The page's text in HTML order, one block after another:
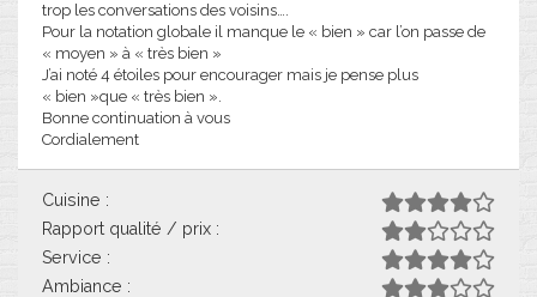
trop les conversations des voisins….
Pour la notation globale il manque le « bien » car l’on passe de
« moyen » à « très bien »
J’ai noté 4 étoiles pour encourager mais je pense plus
« bien »que « très bien ».
Bonne continuation à vous
Cordialement
Cuisine :
Rapport qualité / prix :
Service :
Ambiance :